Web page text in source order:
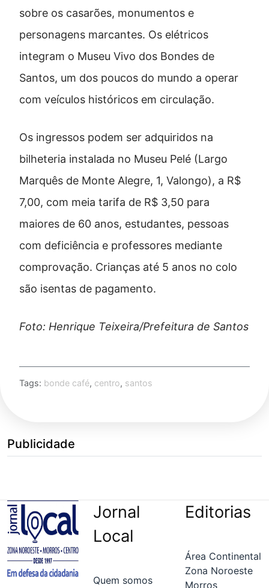
sobre os casarões, monumentos e
personagens marcantes. Os elétricos
integram o Museu Vivo dos Bondes de
Santos, um dos poucos do mundo a operar
com veículos históricos em circulação.
Os ingressos podem ser adquiridos na
bilheteria instalada no Museu Pelé (Largo
Marquês de Monte Alegre, 1, Valongo), a R$
7,00, com meia tarifa de R$ 3,50 para
maiores de 60 anos, estudantes, pessoas
com deficiência e professores mediante
comprovação. Crianças até 5 anos no colo
são isentas de pagamento.
Foto: Henrique Teixeira/Prefeitura de Santos
Tags: bonde café, centro, santos
Publicidade
Jornal
Local
Quem somos
Editorias
Área Continental
Zona Noroeste
Morros